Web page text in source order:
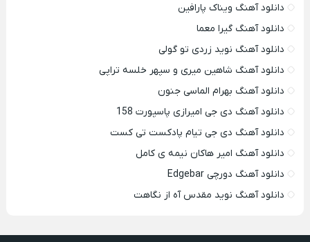
دانلود آهنگ ویناک پارافین
دانلود آهنگ گیرا معما
دانلود آهنگ نوید زردی تو گولی
دانلود آهنگ شاهین میری و سپهر خلسه تراپی
دانلود آهنگ بهرام الماسی جنون
دانلود آهنگ دی جی امیرازی پاسپورت 158
دانلود آهنگ دی جی تیام پادکست تی کست
دانلود آهنگ امیر هاکان نیمه ی کامل
دانلود آهنگ دورچی Edgebar
دانلود آهنگ نوید مقدس آه از نگاهت